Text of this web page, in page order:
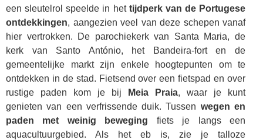
een sleutelrol speelde in het tijdperk van de Portugese
ontdekkingen, aangezien veel van deze schepen vanaf
hier vertrokken. De parochiekerk van Santa Maria, de
kerk van Santo António, het Bandeira-fort en de
gemeentelijke markt zijn enkele hoogtepunten om te
ontdekken in de stad. Fietsend over een fietspad en over
rustige paden kom je bij
Meia Praia, waar je kunt
genieten van een verfrissende duik. Tussen wegen en
paden met weinig beweging fiets je langs een
aquacultuurgebied. Als het eb is, zie je talloze